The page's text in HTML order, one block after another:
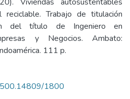
reciclable. Trabajo de titulación
del título de Ingeniero en
y Negocios. Ambato:
111 p.
1800